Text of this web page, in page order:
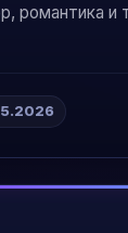
романтика